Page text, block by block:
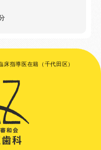
指導医在籍（千代田区）